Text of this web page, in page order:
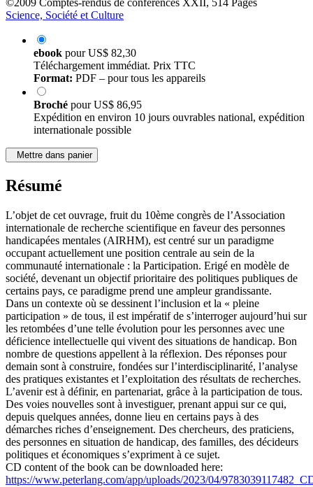
©2009 Comptes-rendus de conférences XXII, 514 Pages
Science, Société et Culture
ebook pourUS$ 82,30
Téléchargement immédiat. Prix TTC
Format: PDF – pour tous les appareils
Broché pourUS$ 86,95
Expédition en environ 10 jours ouvrables national, expédition
internationale possible
Mettre dans panier
Résumé
L’objet de cet ouvrage, fruit du 10ème congrès de l’Association
internationale de recherche scientifique en faveur des personnes
handicapées mentales (AIRHM), est centré sur un paradigme
occupant actuellement une position centrale au sein de la
communauté internationale : la Participation. Erigé en modèle de
société, devenant un objectif prioritaire des politiques publiques de
certains pays, ce paradigme prend une ampleur grandissante.
Dans un contexte où se dessinent l’inclusion et la « pleine
participation » de tous, il est impératif de s’interroger aujourd’hui sur
les retombées d’une telle évolution pour les personnes avec une
déficience intellectuelle qui vivent des situations de handicap. Bon
nombre de questions appellent à la réflexion. Des réponses pour
demain sont à construire, fondées sur l’interdisciplinarité, l’analyse
des pratiques existantes et l’exploitation des résultats de recherches.
L’avenir est à définir, en partenariat, grâce à la participation de tous.
Des voies nouvelles sont à investiguer, prenant appui sur ce qui,
depuis quelques années, donne lieu en certains pays à des
démarches riches d’enseignement. Des chercheurs, des praticiens,
des personnes en situation de handicap, des familles, des décideurs
politiques et économiques s’expriment à ce sujet.
CD content of the book can be downloaded here:
https://www.peterlang.com/app/uploads/2023/04/